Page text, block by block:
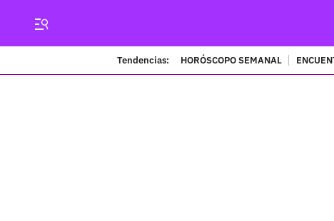
Tendencias: HORÓSCOPO SEMANAL